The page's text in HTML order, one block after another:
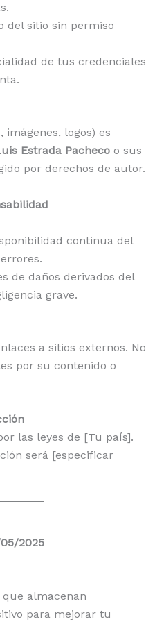
del sitio sin permiso
de tus credenciales
imágenes, logos) es
Estrada Pacheco o sus
por derechos de autor.
continua del
de daños derivados del
grave.
a sitios externos. No
por su contenido o
las leyes de [Tu país].
será [especificar
2025
que almacenan
para mejorar tu